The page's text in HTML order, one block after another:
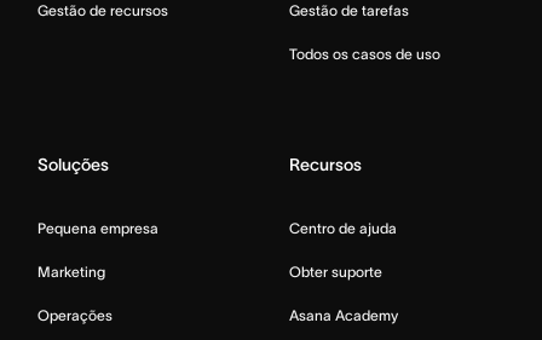
Gestão de recursos Gestão de tarefas
Todos os casos de uso
Soluções
Pequena empresa
Marketing
Operações
Recursos
Centro de ajuda
Obter suporte
Asana Academy